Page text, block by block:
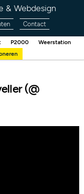
& Webdesign
Contact
P2000
Weerstation
(@